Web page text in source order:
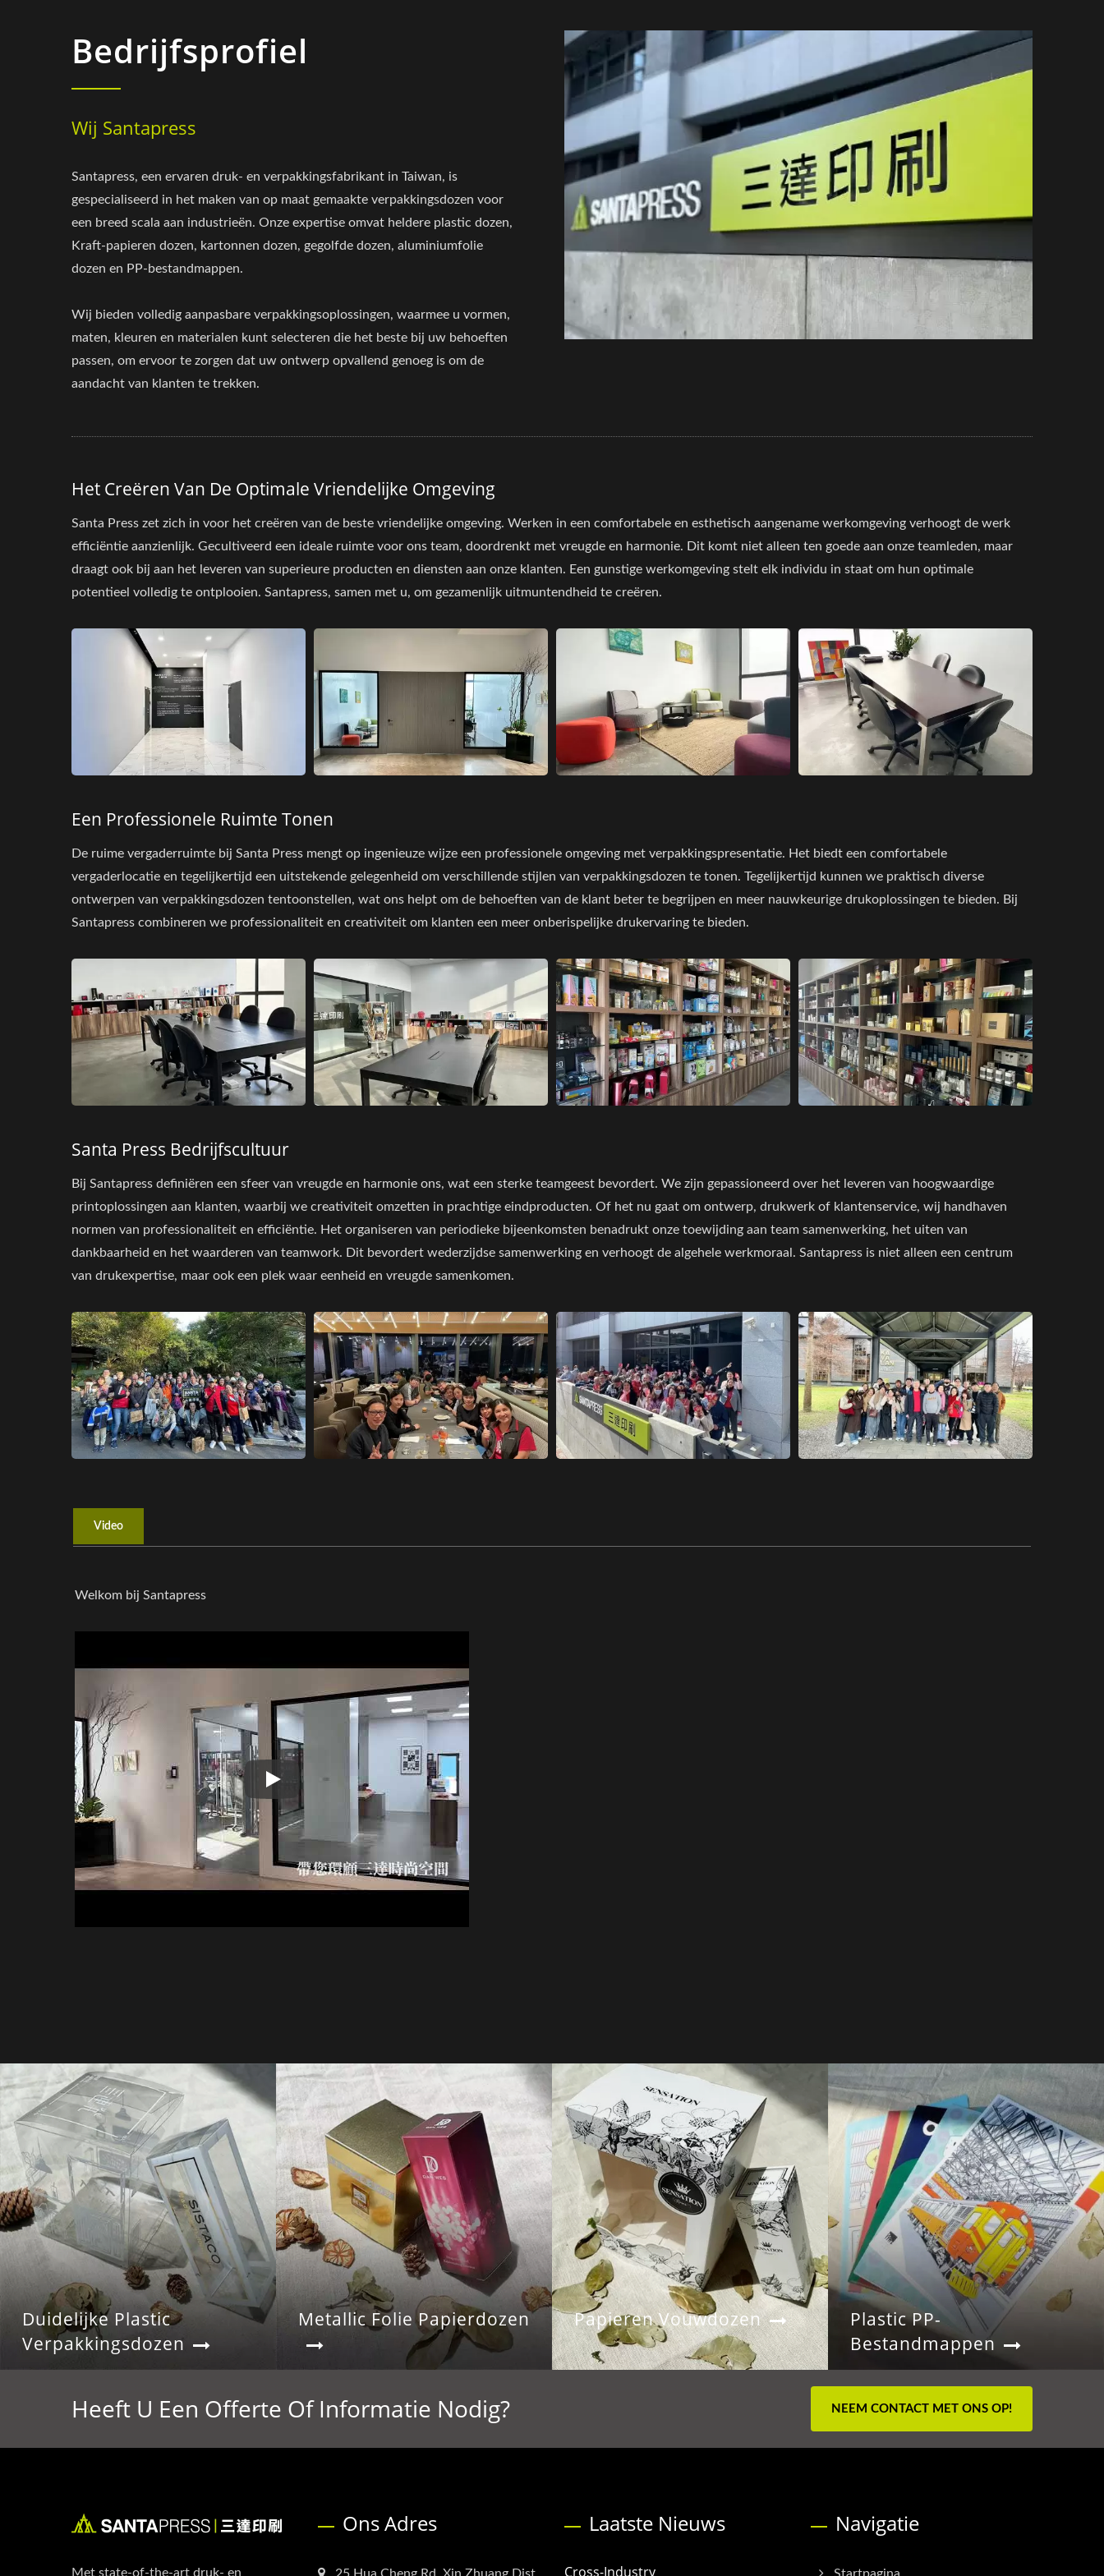
Bedrijfsprofiel
Wij Santapress
Santapress, een ervaren druk- en verpakkingsfabrikant in Taiwan, is
gespecialiseerd in het maken van op maat gemaakte verpakkingsdozen voor
een breed scala aan industrieën. Onze expertise omvat heldere plastic dozen,
Kraft-papieren dozen, kartonnen dozen, gegolfde dozen, aluminiumfolie
dozen en PP-bestandmappen.
Wij bieden volledig aanpasbare verpakkingsoplossingen, waarmee u vormen,
maten, kleuren en materialen kunt selecteren die het beste bij uw behoeften
passen, om ervoor te zorgen dat uw ontwerp opvallend genoeg is om de
aandacht van klanten te trekken.
Het Creëren Van De Optimale Vriendelijke Omgeving
Santa Press zet zich in voor het creëren van de beste vriendelijke omgeving. Werken in een comfortabele en esthetisch aangename werkomgeving verhoogt de werk
efficiëntie aanzienlijk. Gecultiveerd een ideale ruimte voor ons team, doordrenkt met vreugde en harmonie. Dit komt niet alleen ten goede aan onze teamleden, maar
draagt ook bij aan het leveren van superieure producten en diensten aan onze klanten. Een gunstige werkomgeving stelt elk individu in staat om hun optimale
potentieel volledig te ontplooien. Santapress, samen met u, om gezamenlijk uitmuntendheid te creëren.
Een Professionele Ruimte Tonen
De ruime vergaderruimte bij Santa Press mengt op ingenieuze wijze een professionele omgeving met verpakkingspresentatie. Het biedt een comfortabele
vergaderlocatie en tegelijkertijd een uitstekende gelegenheid om verschillende stijlen van verpakkingsdozen te tonen. Tegelijkertijd kunnen we praktisch diverse
ontwerpen van verpakkingsdozen tentoonstellen, wat ons helpt om de behoeften van de klant beter te begrijpen en meer nauwkeurige drukoplossingen te bieden. Bij
Santapress combineren we professionaliteit en creativiteit om klanten een meer onberispelijke drukervaring te bieden.
Santa Press Bedrijfscultuur
Bij Santapress definiëren een sfeer van vreugde en harmonie ons, wat een sterke teamgeest bevordert. We zijn gepassioneerd over het leveren van hoogwaardige
printoplossingen aan klanten, waarbij we creativiteit omzetten in prachtige eindproducten. Of het nu gaat om ontwerp, drukwerk of klantenservice, wij handhaven
normen van professionaliteit en efficiëntie. Het organiseren van periodieke bijeenkomsten benadrukt onze toewijding aan team samenwerking, het uiten van
dankbaarheid en het waarderen van teamwork. Dit bevordert wederzijdse samenwerking en verhoogt de algehele werkmoraal. Santapress is niet alleen een centrum
van drukexpertise, maar ook een plek waar eenheid en vreugde samenkomen.
Video
Welkom bij Santapress
Welkom bij Santapress
Duidelijke Plastic
Verpakkingsdozen
Metallic Folie Papierdozen Papieren Vouwdozen
Plastic PP-
Bestandmappen
Heeft U Een Offerte Of Informatie Nodig? NEEM CONTACT MET ONS OP!
Met state-of-the-art druk- en
Ons Adres Laatste Nieuws
Cross-Industry
Navigatie